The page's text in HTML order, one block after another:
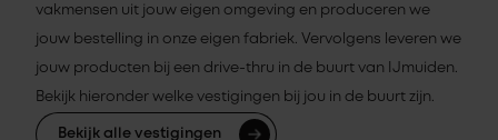
vakmensen uit jouw eigen omgeving en produceren we
jouw bestelling in onze eigen fabriek. Vervolgens leveren we
jouw producten bij een drive-thru in de buurt van IJmuiden.
Bekijk hieronder welke vestigingen bij jou in de buurt zijn.
Bekijk alle vestigingen